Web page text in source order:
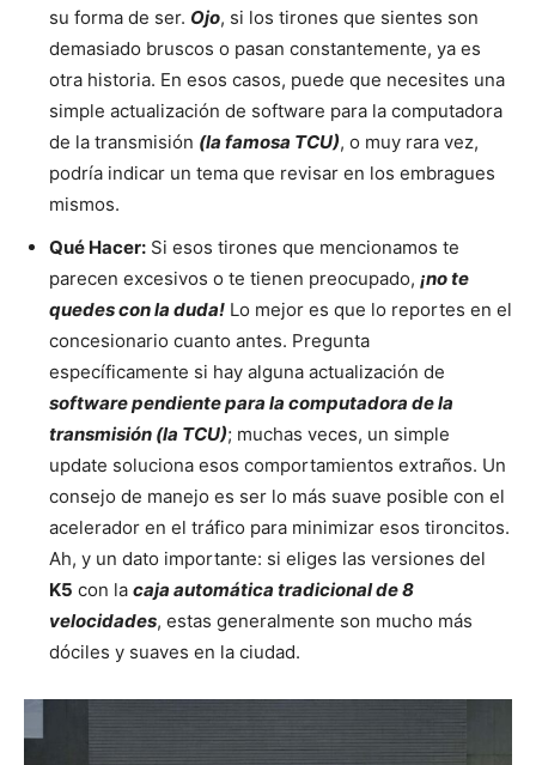
su forma de ser. Ojo, si los tirones que sientes son
demasiado bruscos o pasan constantemente, ya es
otra historia. En esos casos, puede que necesites una
simple actualización de software para la computadora
de la transmisión (la famosa TCU), o muy rara vez,
podría indicar un tema que revisar en los embragues
mismos.
Qué Hacer: Si esos tirones que mencionamos te
parecen excesivos o te tienen preocupado, ¡no te
quedes con la duda! Lo mejor es que lo reportes en el
concesionario cuanto antes. Pregunta
específicamente si hay alguna actualización de
software pendiente para la computadora de la
transmisión (la TCU); muchas veces, un simple
update soluciona esos comportamientos extraños. Un
consejo de manejo es ser lo más suave posible con el
acelerador en el tráfico para minimizar esos tironcitos.
Ah, y un dato importante: si eliges las versiones del
K5 con la caja automática tradicional de 8
velocidades, estas generalmente son mucho más
dóciles y suaves en la ciudad.